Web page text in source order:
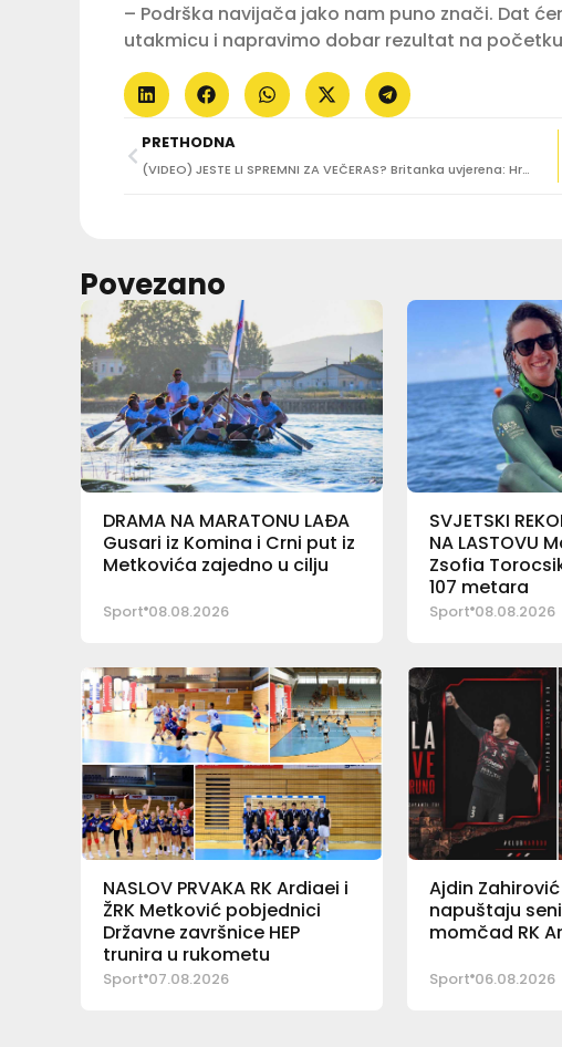
– Podrška navijača jako nam puno znači. Dat
utakmicu i napravimo dobar rezultat na
PRETHODNA
(VIDEO) JESTE LI SPREMNI ZA VEČERAS? Britanka uvjerena: Hrvatska igra srcem i srušit će Englesku
Povezano
DRAMA NA MARATONU LAĐA
Gusari iz Komina i Crni put iz
Metkovića zajedno u cilju
Sport 08.08.2026
SVJETSKI
NA LASTOVU
Zsofia
107 metara
Sport 08.08.2026
NASLOV PRVAKA RK Ardiaei i
ŽRK Metković pobjednici
Državne završnice HEP
trunira u rukometu
Sport 07.08.2026
Ajdin
napuštaju
momčad RK
Sport 06.08.2026